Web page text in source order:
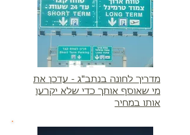
מדריך לחונה בנתב"ג - עדכן את
מי שאוסף אותך כדי שלא יקרעו
אותו במחיר